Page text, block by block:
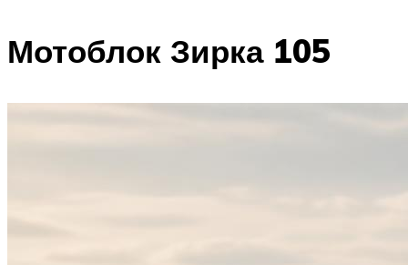
Мотоблок Зирка 105